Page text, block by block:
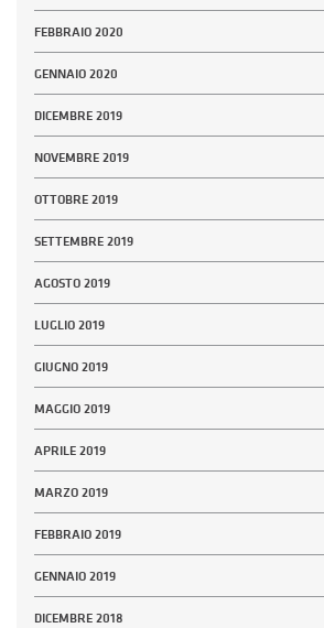
FEBBRAIO 2020
GENNAIO 2020
DICEMBRE 2019
NOVEMBRE 2019
OTTOBRE 2019
SETTEMBRE 2019
AGOSTO 2019
LUGLIO 2019
GIUGNO 2019
MAGGIO 2019
APRILE 2019
MARZO 2019
FEBBRAIO 2019
GENNAIO 2019
DICEMBRE 2018